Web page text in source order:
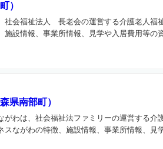
）
会福祉法人 長老会の運営する介護老人福
設情報、事業所情報、見学や入居費用等の
県南部町）
わは、社会福祉法ファミリーの運営する介
ながわの特徴、施設情報、事業所情報、見